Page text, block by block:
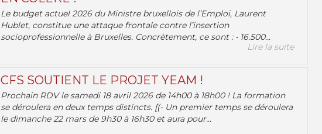
Le budget actuel 2026 du Ministre bruxellois de l’Emploi, Laurent
Hublet, constitue une attaque frontale contre l’insertion
socioprofessionnelle à Bruxelles. Concrètement, ce sont : • 16.500...
Lire la suite
CFS SOUTIENT LE PROJET YEAM !
Prochain RDV le samedi 18 avril 2026 de 14h00 à 18h00 ! La formation
se déroulera en deux temps distincts. [(- Un premier temps se déroulera
le dimanche 22 mars de 9h30 à 16h30 et aura pour...